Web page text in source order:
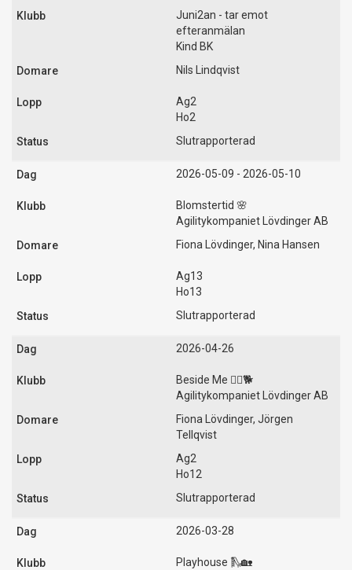
Juni2an - tar emot
efteranmälan
Kind BK
Nils Lindqvist
Ag2
Ho2
Slutrapporterad
2026-05-09 - 2026-05-10
Blomstertid 🌸
Agilitykompaniet Lövdinger AB
Fiona Lövdinger, Nina Hansen
Ag13
Ho13
Slutrapporterad
2026-04-26
Beside Me 🚶‍♀️🐕
Agilitykompaniet Lövdinger AB
Fiona Lövdinger, Jörgen
Tellqvist
Ag2
Ho12
Slutrapporterad
2026-03-28
Playhouse 🛝🏡